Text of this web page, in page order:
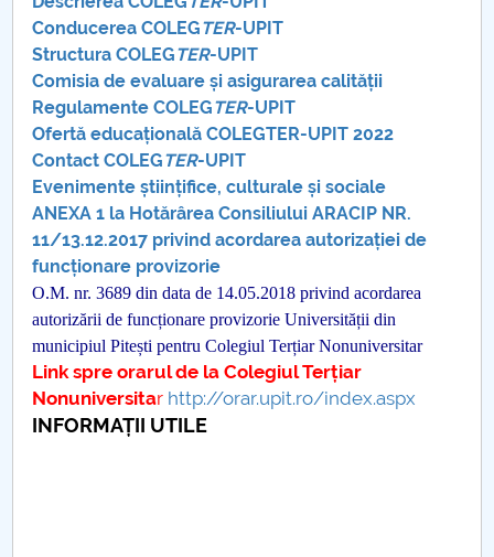
Conseil d'administration
Nr. de telefon si adrese Facultăți
Informations sur l'admission
Români de pretutindeni - ADMITERE
Sénat universitaire
Facultés
STUDENTI CUP
Ghiduri pentru STUDENȚI
Conducerea COLEGTER-UPIT
Structura COLEGTER-UPIT
Comisia de evaluare și asigurarea calității
Regulamente COLEGTER-UPIT
Ofertă educațională COLEGTER-UPIT 2022
Contact COLEGTER-UPIT
Evenimente științifice, culturale și sociale
ANEXA 1 la Hotărârea Consiliului ARACIP NR.
11/13.12.2017 privind acordarea autorizației de
funcționare provizorie
O.M. nr. 3689 din data de 14.05.2018 privind acordarea
autorizării de funcționare provizorie Universității din
municipiul Pitești pentru Colegiul Terțiar Nonuniversitar
Link spre orarul de la Colegiul Terțiar
Nonuniversitar http://orar.upit.ro/index.aspx
INFORMAȚII UTILE